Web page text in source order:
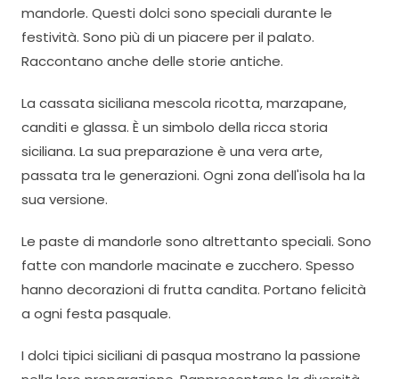
mandorle. Questi dolci sono speciali durante le
festività. Sono più di un piacere per il palato.
Raccontano anche delle storie antiche.
La cassata siciliana mescola ricotta, marzapane,
canditi e glassa. È un simbolo della ricca storia
siciliana. La sua preparazione è una vera arte,
passata tra le generazioni. Ogni zona dell'isola ha la
sua versione.
Le paste di mandorle sono altrettanto speciali. Sono
fatte con mandorle macinate e zucchero. Spesso
hanno decorazioni di frutta candita. Portano felicità
a ogni festa pasquale.
I dolci tipici siciliani di pasqua mostrano la passione